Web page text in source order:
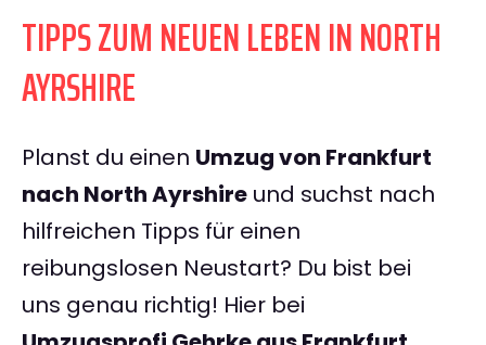
TIPPS ZUM NEUEN LEBEN IN NORTH
AYRSHIRE
Planst du einen Umzug von Frankfurt
nach North Ayrshire und suchst nach
hilfreichen Tipps für einen
reibungslosen Neustart? Du bist bei
uns genau richtig! Hier bei